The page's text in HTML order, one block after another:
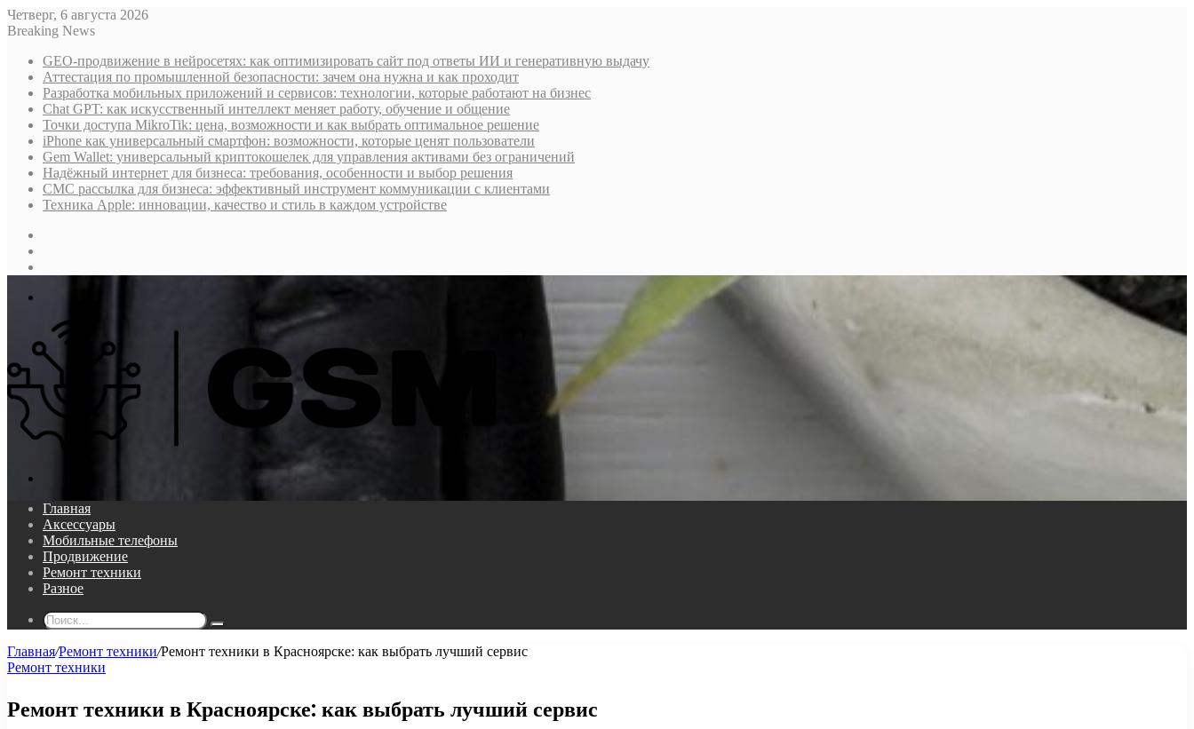
Четверг, 6 августа 2026
Breaking News
GEO-продвижение в нейросетях: как оптимизировать сайт под ответы ИИ и генеративную выдачу
Аттестация по промышленной безопасности: зачем она нужна и как проходит
Разработка мобильных приложений и сервисов: технологии, которые работают на бизнес
Chat GPT: как искусственный интеллект меняет работу, обучение и общение
Точки доступа MikroTik: цена, возможности и как выбрать оптимальное решение
iPhone как универсальный смартфон: возможности, которые ценят пользователи
Gem Wallet: универсальный криптокошелек для управления активами без ограничений
Надёжный интернет для бизнеса: требования, особенности и выбор решения
СМС рассылка для бизнеса: эффективный инструмент коммуникации с клиентами
Техника Apple: инновации, качество и стиль в каждом устройстве
Главная
Аксессуары
Мобильные телефоны
Продвижение
Ремонт техники
Разное
Поиск...
Главная/Ремонт техники/Ремонт техники в Красноярске: как выбрать лучший сервис
Ремонт техники
Ремонт техники в Красноярске: как выбрать лучший сервис